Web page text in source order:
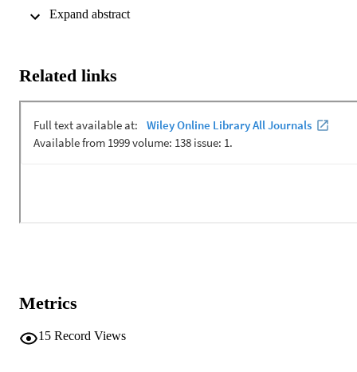
l'âge de l'enfant et se creuse lorsque le répondant adulte est hostile
Related links
Metrics
15 Record Views